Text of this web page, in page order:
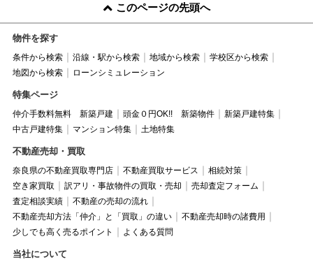
このページの先頭へ
物件を探す
条件から検索 沿線・駅から検索 地域から検索
学校区から検索
地図から検索
ローンシミュレーション
特集ページ
仲介手数料無料 新築戸建 頭金０円OK!! 新築物件
新築戸建特集
中古戸建特集
マンション特集 土地特集
不動産売却・買取
奈良県の不動産買取専門店 不動産買取サービス
相続対策
空き家買取
訳アリ・事故物件の買取・売却
売却査定フォーム
査定相談実績
不動産の売却の流れ
不動産売却方法「仲介」と「買取」の違い
不動産売却時の諸費用
少しでも高く売るポイント
よくある質問
当社について